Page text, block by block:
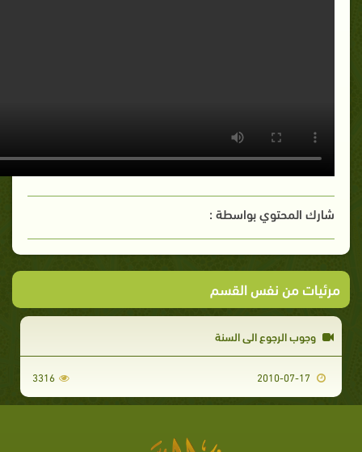
شارك المحتوي بواسطة :
مرئيات من نفس القسم
وجوب الرجوع الى السنة
3316